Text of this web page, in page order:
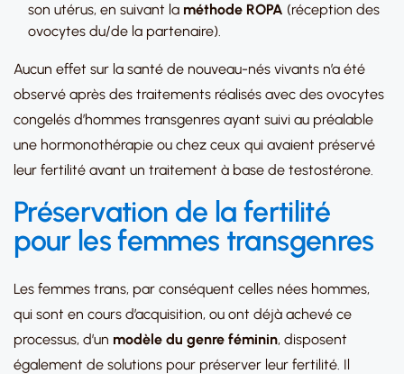
son utérus, en suivant la méthode ROPA (réception des
ovocytes du/de la partenaire).
Aucun effet sur la santé de nouveau-nés vivants n’a été
observé après des traitements réalisés avec des ovocytes
congelés d’hommes transgenres ayant suivi au préalable
une hormonothérapie ou chez ceux qui avaient préservé
leur fertilité avant un traitement à base de testostérone.
Préservation de la fertilité
pour les femmes transgenres
Les femmes trans, par conséquent celles nées hommes,
qui sont en cours d’acquisition, ou ont déjà achevé ce
processus, d’un modèle du genre féminin, disposent
également de solutions pour préserver leur fertilité. Il